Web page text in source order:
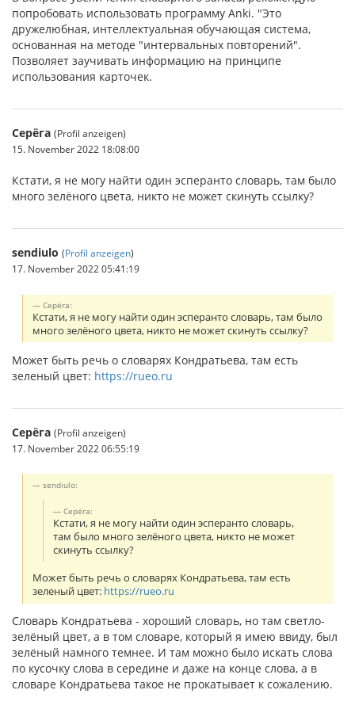
попробовать использовать программу Anki. "Это
дружелюбная, интеллектуальная обучающая система,
основанная на методе "интервальных повторений".
Позволяет заучивать информацию на принципе
использования карточек.
Серёга (Profil anzeigen)
15. November 2022 18:08:00
Кстати, я не могу найти один эсперанто словарь, там было
много зелёного цвета, никто не может скинуть ссылку?
sendiulo (Profil anzeigen)
17. November 2022 05:41:19
Серёга:
Кстати, я не могу найти один эсперанто словарь, там было
много зелёного цвета, никто не может скинуть ссылку?
Может быть речь о словарях Кондратьева, там есть
зеленый цвет: https://rueo.ru
Серёга (Profil anzeigen)
17. November 2022 06:55:19
sendiulo:
Серёга:
Кстати, я не могу найти один эсперанто словарь,
там было много зелёного цвета, никто не может
скинуть ссылку?
Может быть речь о словарях Кондратьева, там есть
зеленый цвет: https://rueo.ru
Словарь Кондратьева - хороший словарь, но там светло-
зелёный цвет, а в том словаре, который я имею ввиду, был
зелёный намного темнее. И там можно было искать слова
по кусочку слова в середине и даже на конце слова, а в
словаре Кондратьева такое не прокатывает к сожалению.